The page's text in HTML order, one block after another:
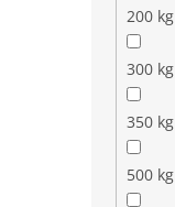
200 kg
300 kg
350 kg
500 kg